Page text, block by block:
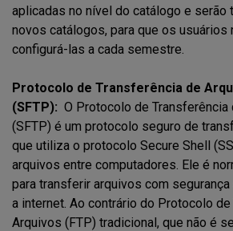
aplicadas no nível do catálogo e serão
novos catálogos, para que os usuários
configurá-las a cada semestre.
Protocolo de Transferência de
(SFTP): O Protocolo de Transferência
(SFTP) é um protocolo seguro de
que utiliza o protocolo Secure Shell
arquivos entre computadores. Ele é
para transferir arquivos com
a internet. Ao contrário do Protocolo
Arquivos (FTP) tradicional, que não é